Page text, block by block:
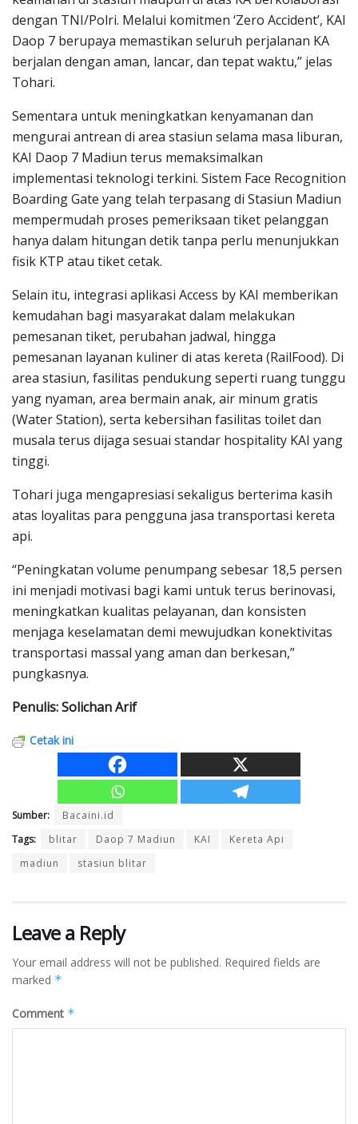
dengan TNI/Polri. Melalui komitmen ‘Zero Accident’, KAI
Daop 7 berupaya memastikan seluruh perjalanan KA
berjalan dengan aman, lancar, dan tepat waktu,” jelas
Tohari.
Sementara untuk meningkatkan kenyamanan dan
mengurai antrean di area stasiun selama masa liburan,
KAI Daop 7 Madiun terus memaksimalkan
implementasi teknologi terkini. Sistem Face Recognition
Boarding Gate yang telah terpasang di Stasiun Madiun
mempermudah proses pemeriksaan tiket pelanggan
hanya dalam hitungan detik tanpa perlu menunjukkan
fisik KTP atau tiket cetak.
Selain itu, integrasi aplikasi Access by KAI memberikan
kemudahan bagi masyarakat dalam melakukan
pemesanan tiket, perubahan jadwal, hingga
pemesanan layanan kuliner di atas kereta (RailFood). Di
area stasiun, fasilitas pendukung seperti ruang tunggu
yang nyaman, area bermain anak, air minum gratis
(Water Station), serta kebersihan fasilitas toilet dan
musala terus dijaga sesuai standar hospitality KAI yang
tinggi.
Tohari juga mengapresiasi sekaligus berterima kasih
atas loyalitas para pengguna jasa transportasi kereta
api.
“Peningkatan volume penumpang sebesar 18,5 persen
ini menjadi motivasi bagi kami untuk terus berinovasi,
meningkatkan kualitas pelayanan, dan konsisten
menjaga keselamatan demi mewujudkan konektivitas
transportasi massal yang aman dan berkesan,”
pungkasnya.
Penulis: Solichan Arif
Cetak ini
Sumber:
Bacaini.id
Tags:
blitar Daop 7 Madiun KAI
Kereta Api
madiun
stasiun blitar
Leave a Reply
Your email address will not be published. Required fields are
marked *
Comment *